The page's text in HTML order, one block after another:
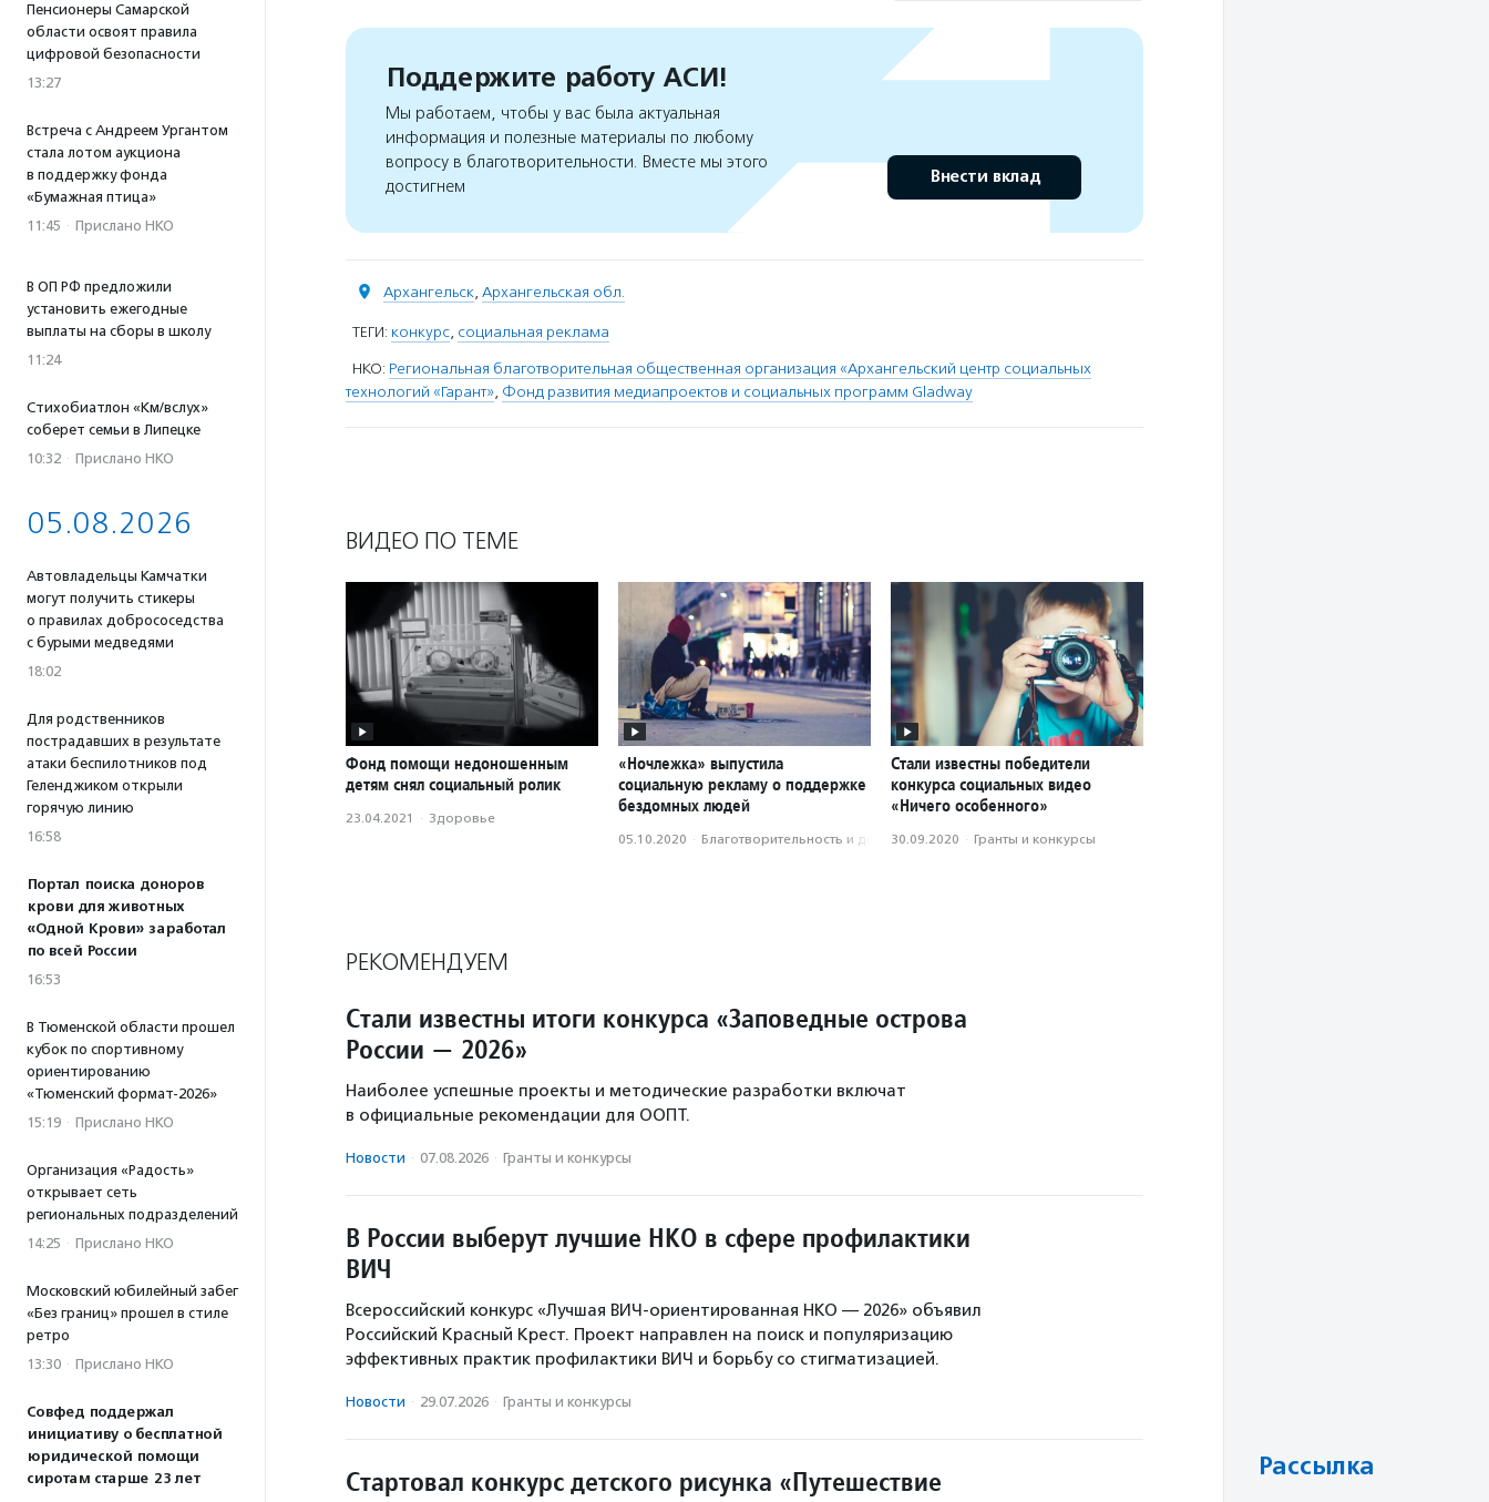
Пенсионеры Самарской
области освоят правила
цифровой безопасности
13:27
Встреча с Андреем Ургантом
стала лотом аукциона
в поддержку фонда
«Бумажная птица»
11:45 · Прислано НКО
В ОП РФ предложили
установить ежегодные
выплаты на сборы в школу
11:24
Стихобиатлон «Км/вслух»
соберет семьи в Липецке
10:32 · Прислано НКО
05.08.2026
Автовладельцы Камчатки
могут получить стикеры
о правилах добрососедства
с бурыми медведями
18:02
Для родственников
пострадавших в результате
атаки беспилотников под
Геленджиком открыли
горячую линию
16:58
Портал поиска доноров
крови для животных
«Одной Крови» заработал
по всей России
16:53
В Тюменской области прошел
кубок по спортивному
ориентированию
«Тюменский формат-2026»
15:19 · Прислано НКО
Организация «Радость»
открывает сеть
региональных подразделений
14:25 · Прислано НКО
Московский юбилейный забег
«Без границ» прошел в стиле
ретро
13:30 · Прислано НКО
Совфед поддержал
инициативу о бесплатной
юридической помощи
сиротам старше 23 лет
Поддержите работу АСИ!
Мы работаем, чтобы у вас была актуальная
информация и полезные материалы по любому
вопросу в благотворительности. Вместе мы этого
достигнем
Внести вклад
Архангельск, Архангельская обл.
ТЕГИ: конкурс, социальная реклама
НКО: Региональная благотворительная общественная организация «Архангельский центр социальных
технологий «Гарант», Фонд развития медиапроектов и социальных программ Gladway
ВИДЕО ПО ТЕМЕ
Фонд помощи недоношенным
детям снял социальный ролик
23.04.2021 · Здоровье
«Ночлежка» выпустила
социальную рекламу о поддержке
бездомных людей
05.10.2020 · Благотвори­тель­ность и доброволь­чест­во
Стали известны победители
конкурса социальных видео
«Ничего особенного»
30.09.2020 · Гранты и конкурсы
РЕКОМЕНДУЕМ
Стали известны итоги конкурса «Заповедные острова
России — 2026»
Наиболее успешные проекты и методические разработки включат
в официальные рекомендации для ООПТ.
Новости · 07.08.2026 · Гранты и конкурсы
В России выберут лучшие НКО в сфере профилактики
ВИЧ
Всероссийский конкурс «Лучшая ВИЧ-ориентированная НКО — 2026» объявил
Российский Красный Крест. Проект направлен на поиск и популяризацию
эффективных практик профилактики ВИЧ и борьбу со стигматизацией.
Новости · 29.07.2026 · Гранты и конкурсы
Стартовал конкурс детского рисунка «Путешествие
Рассылка